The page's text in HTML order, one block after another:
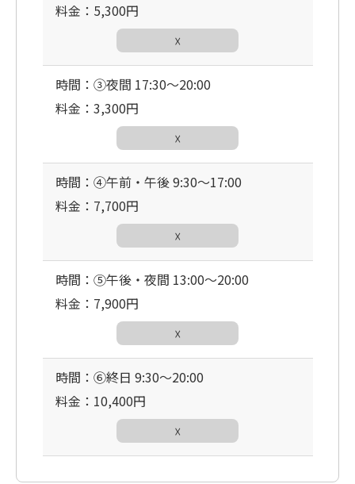
料金：5,300円
☓
時間：③夜間 17:30〜20:00
料金：3,300円
☓
時間：④午前・午後 9:30〜17:00
料金：7,700円
☓
時間：⑤午後・夜間 13:00〜20:00
料金：7,900円
☓
時間：⑥終日 9:30〜20:00
料金：10,400円
☓